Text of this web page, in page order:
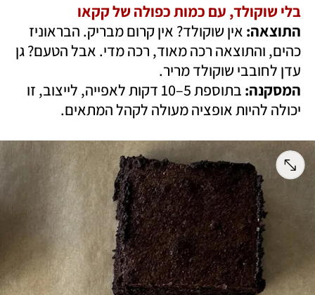
בלי שוקולד, עם כמות כפולה של קקאו
התוצאה:
עדן לחובבי שוקולד מריר.
המסקנה:
יכולה להיות אופציה מעולה לקהל המתאים.